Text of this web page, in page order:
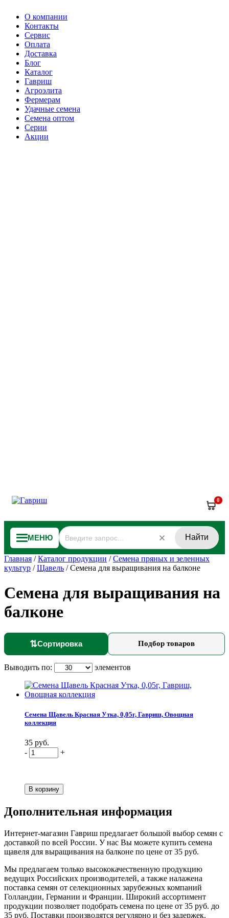
О компании
Контакты
Сервис
Оплата
Доставка
Блог
Каталог
Гавриш
Агроэлита
Фермерам
Удачные семена
Семена оптом
Серии
Акции
0
МЕНЮ Найти
Главная /Каталог продукции /Семена пряных и зеленных
культур /Щавель /Семена для выращивания на балконе
Семена для выращивания на
балконе
⇅Сортировка Подбор товаров
Выводить по: элементов
Семена Щавель Красная Утка, 0,05г, Гавриш, Овощная
коллекция
35 руб.
-
+
Дополнительная информация
Интернет-магазин Гавриш предлагает большой выбор семян с
доставкой по всей России. У нас Вы можете купить семена
щавеля для выращивания на балконе по цене от 35 руб.
Мы предлагаем только высококачественную продукцию
ведущих Российских производителей, а также налажена
поставка семян от селекционных зарубежных компаний
Голландии, Германии и Франции. Широкий ассортимент
продукции позволяет подобрать семена по цене от 35 руб. до
35 руб. Поставки производятся регулярно и без задержек.